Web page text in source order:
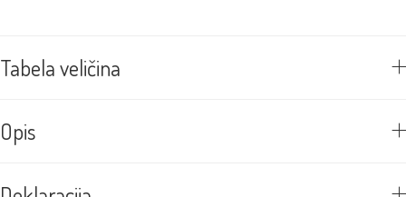
Tabela veličina
Opis